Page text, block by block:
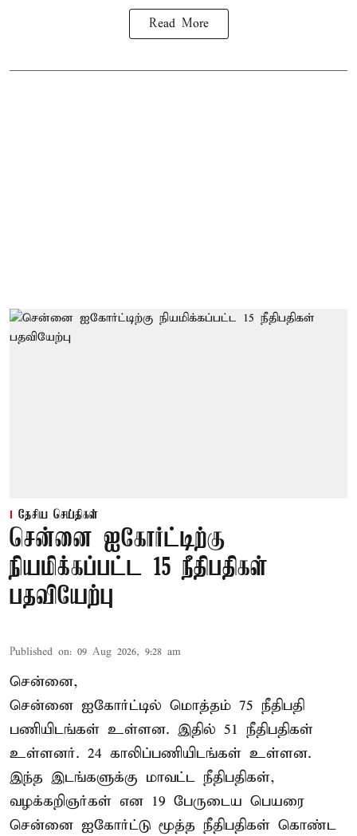
Read More
தேசிய செய்திகள்
சென்னை ஐகோர்ட்டிற்கு
நியமிக்கப்பட்ட 15 நீதிபதிகள்
பதவியேற்பு
Published on: 09 Aug 2026, 9:28 am
சென்னை,
சென்னை ஐகோர்ட்டில் மொத்தம் 75 நீதிபதி
பணியிடங்கள் உள்ளன. இதில் 51 நீதிபதிகள்
உள்ளனர். 24 காலிப்பணியிடங்கள் உள்ளன.
இந்த இடங்களுக்கு மாவட்ட நீதிபதிகள்,
வழக்கறிஞர்கள் என 19 பேருடைய பெயரை
சென்னை ஐகோர்ட்டு மூத்த நீதிபதிகள் கொண்ட